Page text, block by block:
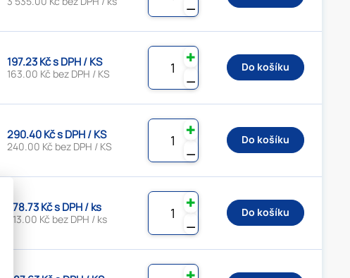
⚊
197.23 Kč s DPH / KS
163.00 Kč bez DPH / KS ⚊
✚
Do košíku
290.40 Kč s DPH / KS
240.00 Kč bez DPH / KS ⚊
✚
Do košíku
378.73 Kč s DPH / ks
313.00 Kč bez DPH / ks ⚊
✚
Do košíku
✚